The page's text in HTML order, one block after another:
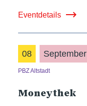
Eventdetails
08 September
PBZ Altstadt
Moneythek